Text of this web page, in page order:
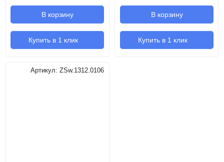
В корзину
Купить в 1 клик
В корзину
Купить в 1 клик
Артикул: ZSw.1312.0106